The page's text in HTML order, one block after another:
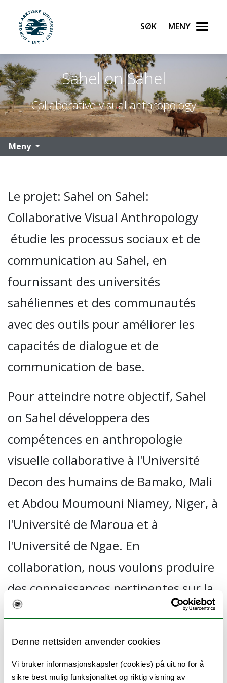
Denne nettsiden anvender cookies
Vi bruker informasjonskapsler (cookies) på uit.no for å
sikre best mulig funksjonalitet og riktig visning av
Gå til hovedinnhold
UiT Norges arktiske universitet
Søk Meny
Sahel on Sahel
Collaborative visual anthropology
Meny
Le projet: Sahel on Sahel:
Collaborative Visual Anthropology
étudie les processus sociaux et de
communication au Sahel, en
fournissant des universités
sahéliennes et des communautés
avec des outils pour améliorer les
capacités de dialogue et de
communication de base.
Pour atteindre notre objectif, Sahel
on Sahel développera des
compétences en anthropologie
visuelle collaborative à l'Université
Decon des humains de Bamako, Mali
et Abdou Moumouni Niamey, Niger, à
l'Université de Maroua et à
l'Université de Ngae. En
collaboration, nous voulons produire
des connaissances pertinentes sur la
situation actuelle du Sahel et
paix au Sahel. Cela implique que les